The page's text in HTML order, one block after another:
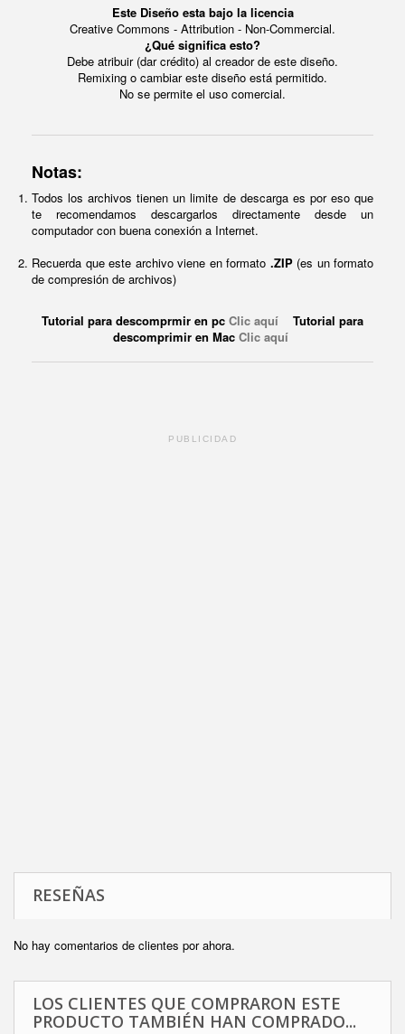
Este Diseño esta bajo la licencia
Creative Commons - Attribution - Non-Commercial.
¿Qué significa esto?
Debe atribuir (dar crédito) al creador de este diseño.
Remixing o cambiar este diseño está permitido.
No se permite el uso comercial.
Notas:
Todos los archivos tienen un limite de descarga es por eso que
te recomendamos descargarlos directamente desde un
computador con buena conexión a Internet.
Recuerda que este archivo viene en formato .ZIP(es un formato
de compresión de archivos)
Tutorial para descomprmir en pc Clic aquí Tutorial para
descomprimir en Mac Clic aquí
PUBLICIDAD
RESEÑAS
No hay comentarios de clientes por ahora.
LOS CLIENTES QUE COMPRARON ESTE
PRODUCTO TAMBIÉN HAN COMPRADO...